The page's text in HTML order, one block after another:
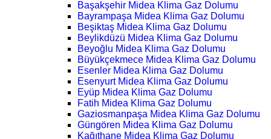
Başakşehir Midea Klima Gaz Dolumu
Bayrampaşa Midea Klima Gaz Dolumu
Beşiktaş Midea Klima Gaz Dolumu
Beylikdüzü Midea Klima Gaz Dolumu
Beyoğlu Midea Klima Gaz Dolumu
Büyükçekmece Midea Klima Gaz Dolumu
Esenler Midea Klima Gaz Dolumu
Esenyurt Midea Klima Gaz Dolumu
Eyüp Midea Klima Gaz Dolumu
Fatih Midea Klima Gaz Dolumu
Gaziosmanpaşa Midea Klima Gaz Dolumu
Güngören Midea Klima Gaz Dolumu
Kağıthane Midea Klima Gaz Dolumu